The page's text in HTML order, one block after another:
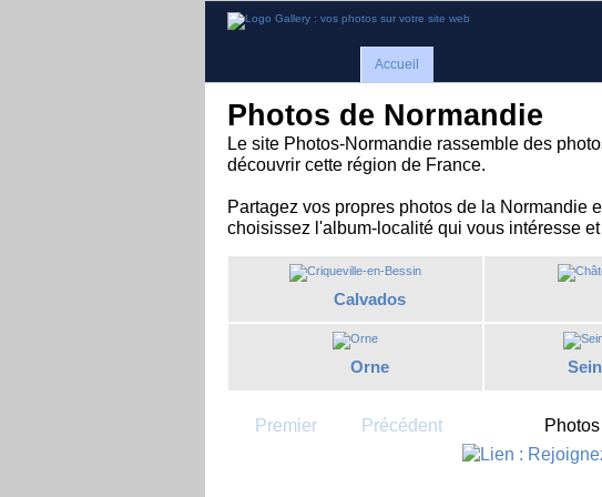
Accueil
Photos de Normandie
Le site Photos-Normandie rassemble des
découvrir cette région de France.
Partagez vos propres photos de la Normandie
choisissez l'album-localité qui vous intéresse
Calvados
Orne
Premier Précédent